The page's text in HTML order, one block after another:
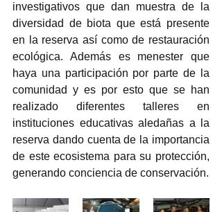
investigativos que dan muestra de la
diversidad de biota que está presente
en la reserva así como de restauración
ecológica. Además es menester que
haya una participación por parte de la
comunidad y es por esto que se han
realizado diferentes talleres en
instituciones educativas aledañas a la
reserva dando cuenta de la importancia
de este ecosistema para su protección,